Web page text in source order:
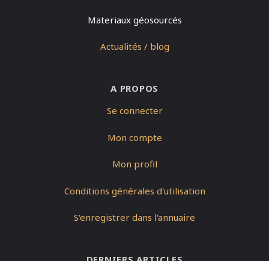
Materiaux géosourcés
Actualités / blog
A PROPOS
Se connecter
Mon compte
Mon profil
Conditions générales d'utilisation
S'enregistrer dans l'annuaire